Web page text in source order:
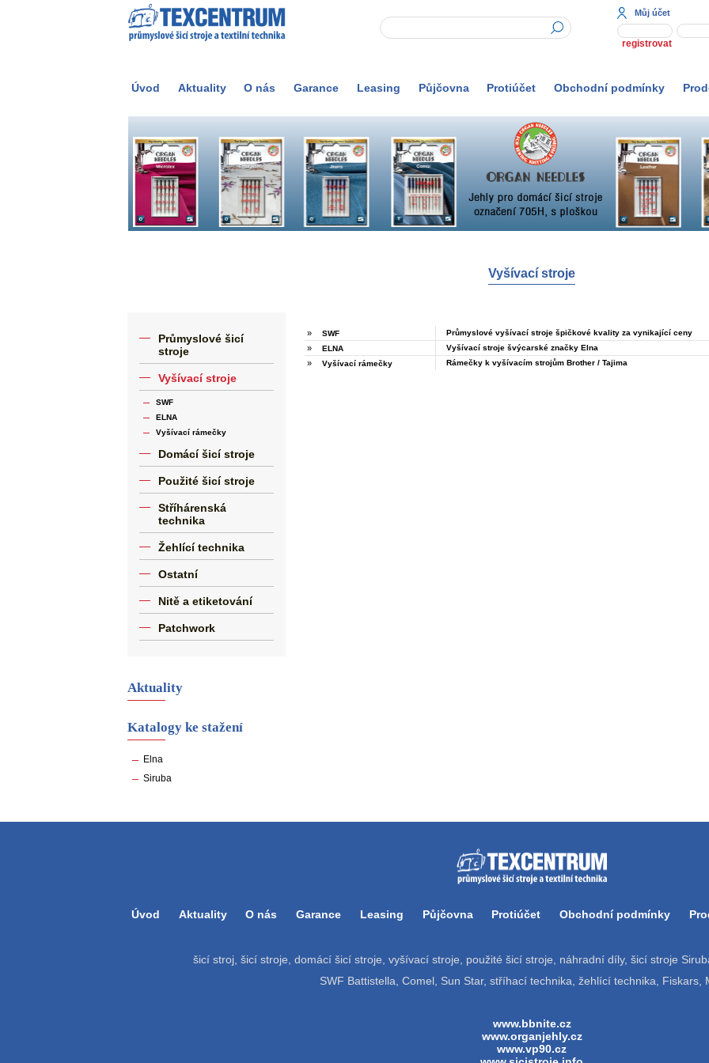
Můj účet
registrovat
Úvod Aktuality O nás Garance Leasing Půjčovna Protiúčet Obchodní podmínky
Vyšívací stroje
Průmyslové šicí
stroje
Vyšívací stroje
SWF
ELNA
Vyšívací rámečky
Domácí šicí stroje
Použité šicí stroje
Stříhárenská
technika
Žehlící technika
Ostatní
Nitě a etiketování
Patchwork
Aktuality
Katalogy ke stažení
Elna
Siruba
» SWF Průmyslové vyšívací stroje špičkové kvality za vynikající ceny
» ELNA Vyšívací stroje švýcarské značky Elna
» Vyšívací rámečky Rámečky k vyšívacím strojům Brother / Tajima
Úvod Aktuality O nás Garance Leasing Půjčovna Protiúčet Obchodní podmínky
šicí stroj, šicí stroje, domácí šicí stroje, vyšívací stroje, použité šicí stroje, náhradní díly, šicí stroje
SWF Battistella, Comel, Sun Star, stříhací technika, žehlící technika, Fiskars,
www.bbnite.cz
www.organjehly.cz
www.vp90.cz